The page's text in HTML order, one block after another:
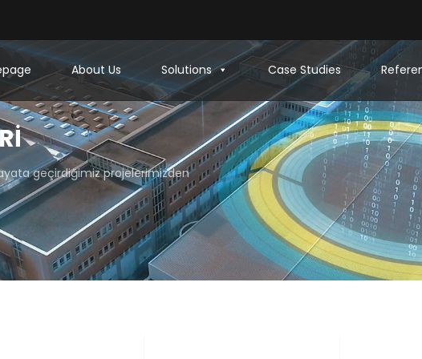
About Us Solutions Case Studies
geçirdiğimiz projelerimizden